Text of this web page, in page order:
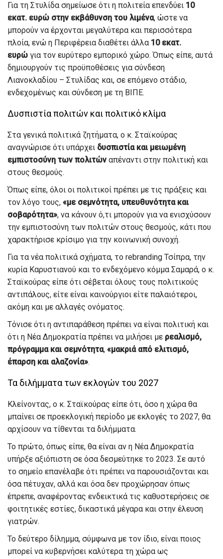
Για τη Στυλίδα σημείωσε ότι η πολιτεία επενδύει 10
εκατ. ευρώ στην εκβάθυνση του λιμένα, ώστε να
μπορούν να έρχονται μεγαλύτερα και περισσότερα
πλοία, ενώ η Περιφέρεια διαθέτει άλλα 10 εκατ.
ευρώ για τον ευρύτερο εμπορικό χώρο. Όπως είπε, αυτά
δημιουργούν τις προϋποθέσεις για σύνδεση
Λιανοκλαδίου – Στυλίδας και, σε επόμενο στάδιο,
ενδεχομένως και σύνδεση με τη ΒΙΠΕ.
Δυσπιστία πολιτών και πολιτικό κλίμα
Στα γενικά πολιτικά ζητήματα, ο κ. Σταϊκούρας
αναγνώρισε ότι υπάρχει δυσπιστία και μειωμένη
εμπιστοσύνη των πολιτών απέναντι στην πολιτική και
στους θεσμούς.
Όπως είπε, όλοι οι πολιτικοί πρέπει με τις πράξεις και
τον λόγο τους, «με σεμνότητα, υπευθυνότητα και
σοβαρότητα», να κάνουν ό,τι μπορούν για να ενισχύσουν
την εμπιστοσύνη των πολιτών στους θεσμούς, κάτι που
χαρακτήρισε κρίσιμο για την κοινωνική συνοχή.
Για τα νέα πολιτικά σχήματα, το rebranding Τσίπρα, την
κυρία Καρυστιανού και το ενδεχόμενο κόμμα Σαμαρά, ο κ.
Σταϊκούρας είπε ότι σέβεται όλους τους πολιτικούς
αντιπάλους, είτε είναι καινούργιοι είτε παλαιότεροι,
ακόμη και με αλλαγές ονόματος.
Τόνισε ότι η αντιπαράθεση πρέπει να είναι πολιτική και
ότι η Νέα Δημοκρατία πρέπει να μιλήσει με ρεαλισμό,
πρόγραμμα και σεμνότητα, «μακριά από ελιτισμό,
έπαρση και αλαζονία».
Τα διλήμματα των εκλογών του 2027
Κλείνοντας, ο κ. Σταϊκούρας είπε ότι, όσο η χώρα θα
μπαίνει σε προεκλογική περίοδο με εκλογές το 2027, θα
αρχίσουν να τίθενται τα διλήμματα.
Το πρώτο, όπως είπε, θα είναι αν η Νέα Δημοκρατία
υπήρξε αξιόπιστη σε όσα δεσμεύτηκε το 2023. Σε αυτό
το σημείο επανέλαβε ότι πρέπει να παρουσιάζονται και
όσα πέτυχαν, αλλά και όσα δεν προχώρησαν όπως
έπρεπε, αναφέροντας ενδεικτικά τις καθυστερήσεις σε
φοιτητικές εστίες, δικαστικά μέγαρα και στην έλευση
γιατρών.
Το δεύτερο δίλημμα, σύμφωνα με τον ίδιο, είναι ποιος
μπορεί να κυβερνήσει καλύτερα τη χώρα ως